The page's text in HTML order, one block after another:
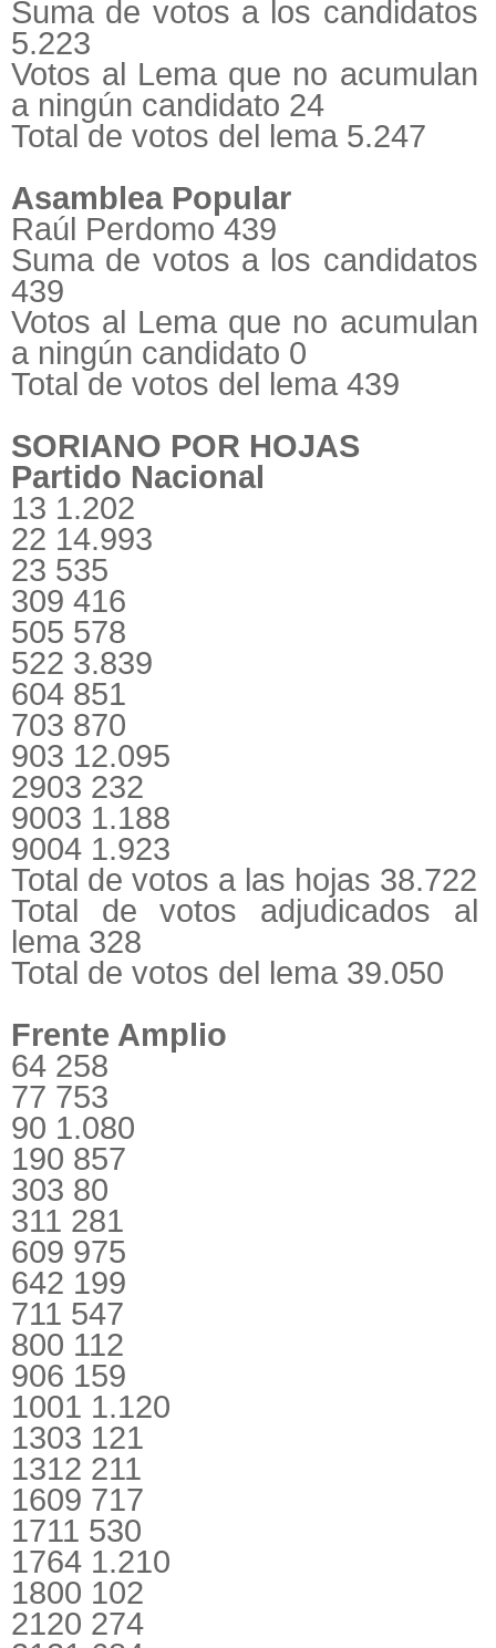
Suma de votos a los candidatos
5.223
Votos al Lema que no acumulan
a ningún candidato 24
Total de votos del lema 5.247
Asamblea Popular
Raúl Perdomo 439
Suma de votos a los candidatos
439
Votos al Lema que no acumulan
a ningún candidato 0
Total de votos del lema 439
SORIANO POR HOJAS
Partido Nacional
13 1.202
22 14.993
23 535
309 416
505 578
522 3.839
604 851
703 870
903 12.095
2903 232
9003 1.188
9004 1.923
Total de votos a las hojas 38.722
Total de votos adjudicados al
lema 328
Total de votos del lema 39.050
Frente Amplio
64 258
77 753
90 1.080
190 857
303 80
311 281
609 975
642 199
711 547
800 112
906 159
1001 1.120
1303 121
1312 211
1609 717
1711 530
1764 1.210
1800 102
2120 274